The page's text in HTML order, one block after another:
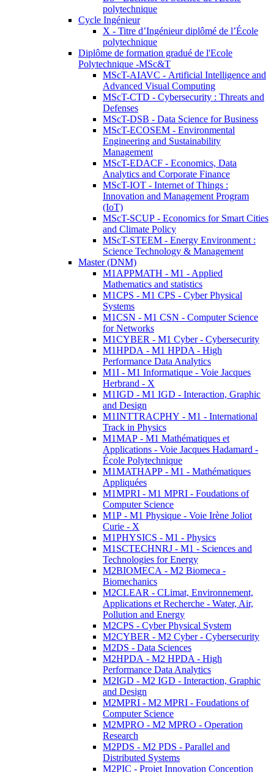
polytechnique
Cycle Ingénieur
X - Titre d’Ingénieur diplômé de l’École
polytechnique
Diplôme de formation gradué de l'Ecole
Polytechnique -MSc&T
MScT-AIAVC - Artificial Intelligence and
Advanced Visual Computing
MScT-CTD - Cybersecurity : Threats and
Defenses
MScT-DSB - Data Science for Business
MScT-ECOSEM - Environmental
Engineering and Sustainability
Management
MScT-EDACF - Economics, Data
Analytics and Corporate Finance
MScT-IOT - Internet of Things :
Innovation and Management Program
(IoT)
MScT-SCUP - Economics for Smart Cities
and Climate Policy
MScT-STEEM - Energy Environment :
Science Technology & Management
Master (DNM)
M1APPMATH - M1 - Applied
Mathematics and statistics
M1CPS - M1 CPS - Cyber Physical
Systems
M1CSN - M1 CSN - Computer Science
for Networks
M1CYBER - M1 Cyber - Cybersecurity
M1HPDA - M1 HPDA - High
Performance Data Analytics
M1I - M1 Informatique - Voie Jacques
Herbrand - X
M1IGD - M1 IGD - Interaction, Graphic
and Design
M1INTTRACPHY - M1 - International
Track in Physics
M1MAP - M1 Mathématiques et
Applications - Voie Jacques Hadamard -
École Polytechnique
M1MATHAPP - M1 - Mathématiques
Appliquées
M1MPRI - M1 MPRI - Foudations of
Computer Science
M1P - M1 Physique - Voie Irène Joliot
Curie - X
M1PHYSICS - M1 - Physics
M1SCTECHNRJ - M1 - Sciences and
Technologies for Energy
M2BIOMECA - M2 Biomeca -
Biomechanics
M2CLEAR - CLimat, Environnement,
Applications et Recherche - Water, Air,
Pollution and Energy
M2CPS - Cyber Physical System
M2CYBER - M2 Cyber - Cybersecurity
M2DS - Data Sciences
M2HPDA - M2 HPDA - High
Performance Data Analytics
M2IGD - M2 IGD - Interaction, Graphic
and Design
M2MPRI - M2 MPRI - Foudations of
Computer Science
M2MPRO - M2 MPRO - Operation
Research
M2PDS - M2 PDS - Parallel and
Distributed Systems
M2PIC - Projet Innovation Conception